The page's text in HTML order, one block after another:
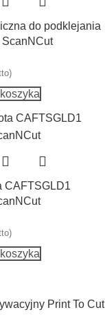
do podklejania
CAFTSGLD1